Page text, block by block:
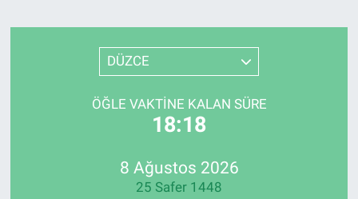
DÜZCE
ÖĞLE VAKTINE KALAN SÜRE
18:18
8 Ağustos 2026
25 Safer 1448
Depolama Çözümleri
İnşaat ve Malzeme
HaberOrtak
Enerjisini Üreten Fabrikalar